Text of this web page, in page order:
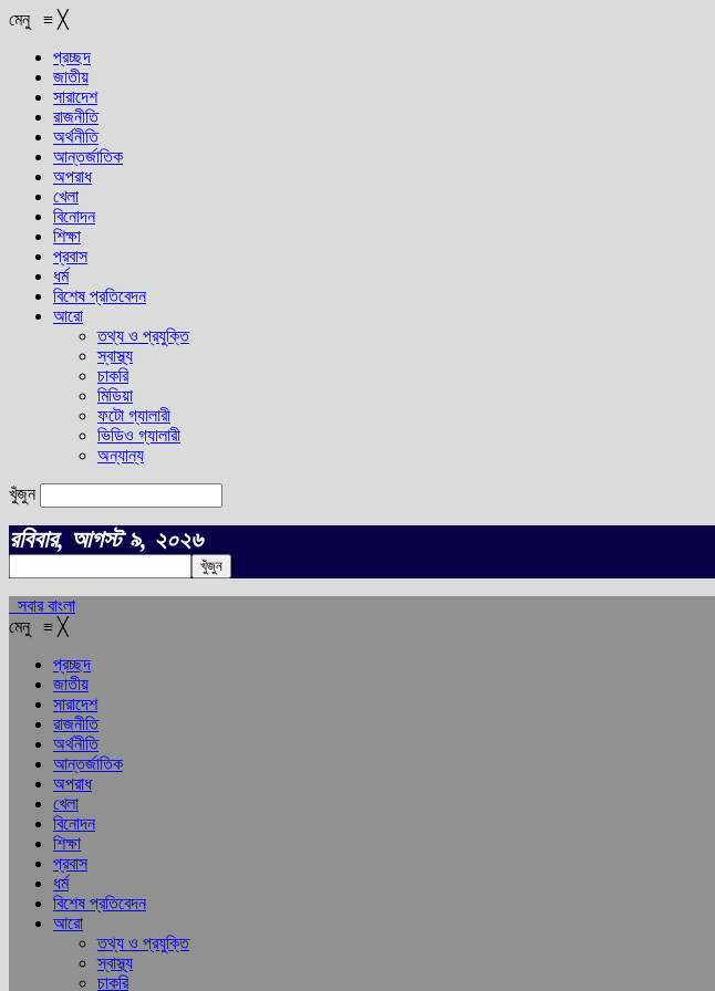
মেনু ≡ ╳
প্রচ্ছদ
জাতীয়
সারাদেশ
রাজনীতি
অর্থনীতি
আন্তর্জাতিক
অপরাধ
খেলা
বিনোদন
শিক্ষা
প্রবাস
ধর্ম
বিশেষ প্রতিবেদন
আরো
তথ্য ও প্রযুক্তি
স্বাস্থ্য
চাকরি
মিডিয়া
ফটো গ্যালারী
ভিডিও গ্যালারী
অন্যান্য
খুঁজুন
রবিবার, আগস্ট ৯, ২০২৬
সবার বাংলা
মেনু ≡ ╳
প্রচ্ছদ
জাতীয়
সারাদেশ
রাজনীতি
অর্থনীতি
আন্তর্জাতিক
অপরাধ
খেলা
বিনোদন
শিক্ষা
প্রবাস
ধর্ম
বিশেষ প্রতিবেদন
আরো
তথ্য ও প্রযুক্তি
স্বাস্থ্য
চাকরি